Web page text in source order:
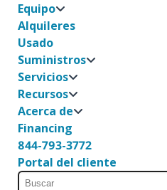
Equipo
Alquileres
Usado
Suministros
Servicios
Recursos
Acerca de
Financing
844-793-3772
Portal del cliente